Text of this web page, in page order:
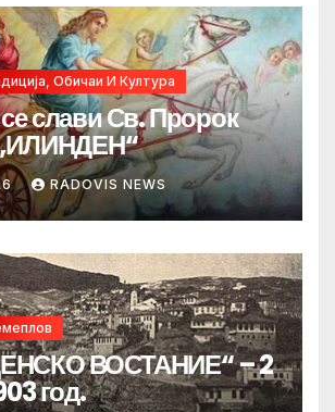
Обичаи И Култура
слави Св. Пророк
RADOVIS NEWS
ВОСТАНИЕ“ – 2
год.